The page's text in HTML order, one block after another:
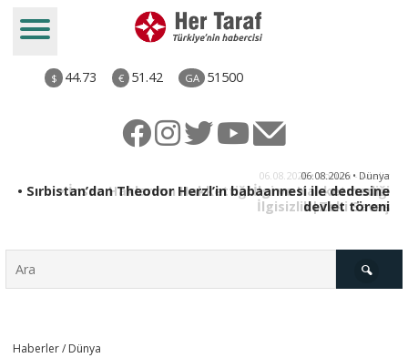
$ 44.73 € 51.42 GA 51500
06.08.2026 • Dünya
• Sırbistan’dan Theodor Herzl’in babaannesi ile dedesine
devlet töreni
Haberler / Dünya